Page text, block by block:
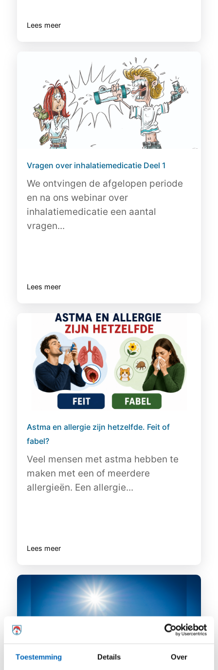
Toestemming Details Over
Lees meer
Vragen over inhalatiemedicatie Deel 1
We ontvingen de afgelopen periode
en na ons webinar over
inhalatiemedicatie een aantal
vragen...
Lees meer
Astma en allergie zijn hetzelfde. Feit of
fabel?
Veel mensen met astma hebben te
maken met een of meerdere
allergieën. Een allergie...
Lees meer